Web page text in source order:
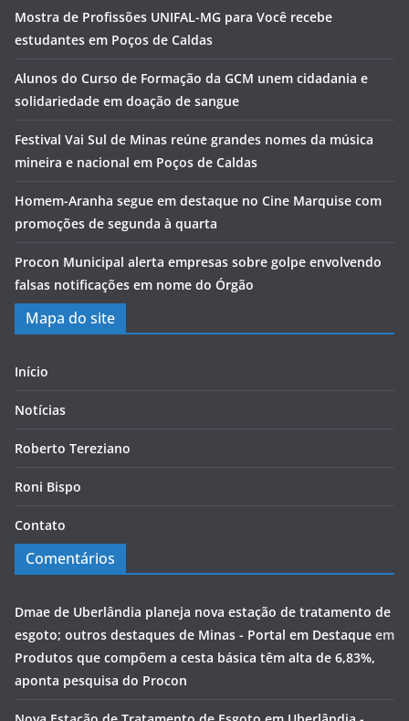
Mostra de Profissões UNIFAL-MG para Você recebe
estudantes em Poços de Caldas
Alunos do Curso de Formação da GCM unem cidadania e
solidariedade em doação de sangue
Festival Vai Sul de Minas reúne grandes nomes da música
mineira e nacional em Poços de Caldas
Homem-Aranha segue em destaque no Cine Marquise com
promoções de segunda à quarta
Procon Municipal alerta empresas sobre golpe envolvendo
falsas notificações em nome do Órgão
Mapa do site
Início
Notícias
Roberto Tereziano
Roni Bispo
Contato
Comentários
Dmae de Uberlândia planeja nova estação de tratamento de
esgoto; outros destaques de Minas - Portal em Destaque em
Produtos que compõem a cesta básica têm alta de 6,83%,
aponta pesquisa do Procon